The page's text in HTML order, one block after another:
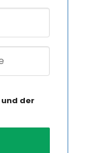
und der